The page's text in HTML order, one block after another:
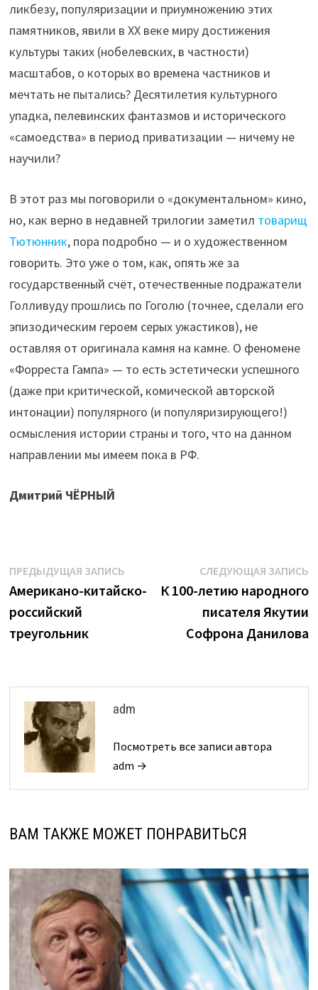
ликбезу, популяризации и приумножению этих
памятников, явили в ХХ веке миру достижения
культуры таких (нобелевских, в частности)
масштабов, о которых во времена частников и
мечтать не пытались? Десятилетия культурного
упадка, пелевинских фантазмов и исторического
«самоедства» в период приватизации — ничему не
научили?
В этот раз мы поговорили о «документальном» кино,
но, как верно в недавней трилогии заметил товарищ
Тютюнник, пора подробно — и о художественном
говорить. Это уже о том, как, опять же за
государственный счёт, отечественные подражатели
Голливуду прошлись по Гоголю (точнее, сделали его
эпизодическим героем серых ужастиков), не
оставляя от оригинала камня на камне. О феномене
«Форреста Гампа» — то есть эстетически успешного
(даже при критической, комической авторской
интонации) популярного (и популяризирующего!)
осмысления истории страны и того, что на данном
направлении мы имеем пока в РФ.
Дмитрий ЧЁРНЫЙ
Навигация
по
записям
ПРЕДЫДУЩАЯ ЗАПИСЬПредыдущая
запись:
Американо-китайско-
российский
треугольник
СЛЕДУЮЩАЯ ЗАПИСЬ
К 100-летию народного
писателя Якутии
Софрона Данилова
adm
Посмотреть все записи автора
adm →
ВАМ ТАКЖЕ МОЖЕТ ПОНРАВИТЬСЯ